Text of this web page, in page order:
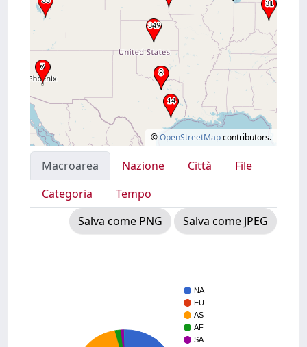
©OpenStreetMapcontributors.
Macroarea Nazione Città
File
Categoria
Tempo
Salva come PNG
Salva come JPEG
NA
EU
AS
AF
SA